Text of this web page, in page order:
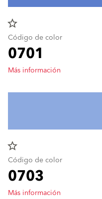
star_border
Código de color
0701
Más información
star_border
Código de color
0703
Más información